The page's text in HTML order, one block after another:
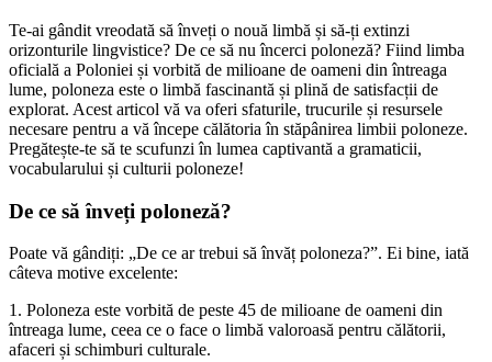
Te-ai gândit vreodată să înveți o nouă limbă și să-ți extinzi
orizonturile lingvistice? De ce să nu încerci poloneză? Fiind limba
oficială a Poloniei și vorbită de milioane de oameni din întreaga
lume, poloneza este o limbă fascinantă și plină de satisfacții de
explorat. Acest articol vă va oferi sfaturile, trucurile și resursele
necesare pentru a vă începe călătoria în stăpânirea limbii poloneze.
Pregătește-te să te scufunzi în lumea captivantă a gramaticii,
vocabularului și culturii poloneze!
De ce să înveți poloneză?
Poate vă gândiți: „De ce ar trebui să învăț poloneza?”. Ei bine, iată
câteva motive excelente:
1. Poloneza este vorbită de peste 45 de milioane de oameni din
întreaga lume, ceea ce o face o limbă valoroasă pentru călătorii,
afaceri și schimburi culturale.